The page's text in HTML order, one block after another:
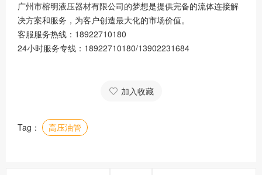
广州市榕明液压器材有限公司的梦想是提供完备的流体连接解
决方案和服务，为客户创造最大化的市场价值。
客服服务热线：18922710180
24小时服务专线：18922710180/13902231684
加入收藏
Tag： 高压油管